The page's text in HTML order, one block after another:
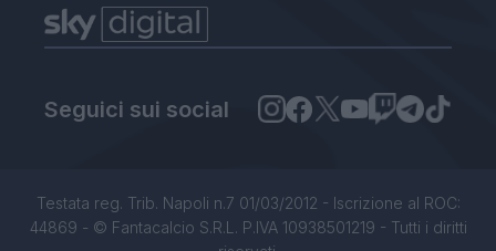
Seguici sui social
Testata reg. Trib. Napoli n.7 01/03/2012 - Iscrizione al ROC:
44869 - © Fantacalcio S.R.L. P.IVA 10938501219 - Tutti i diritti